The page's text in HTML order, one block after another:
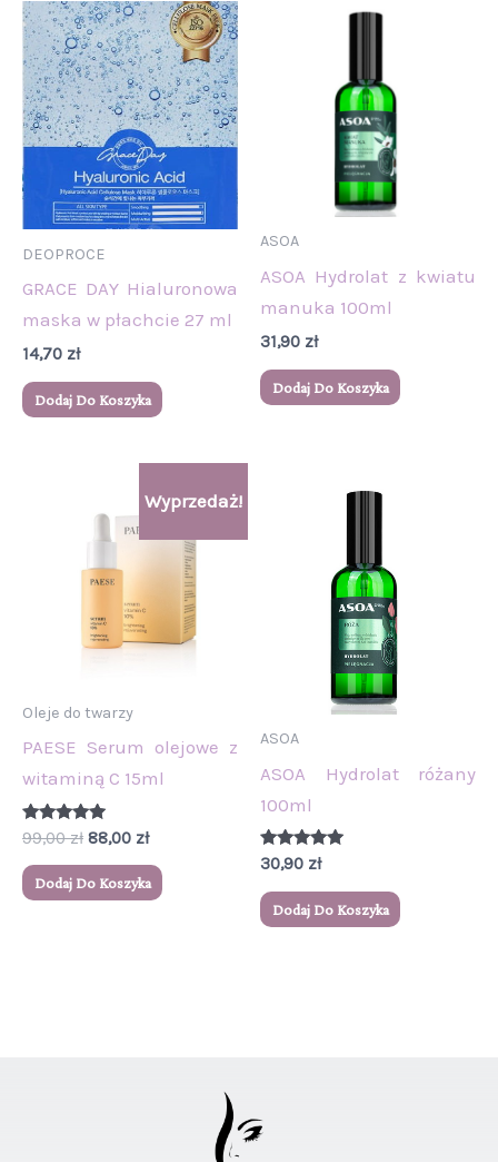
DEOPROCE
GRACE DAY Hialuronowa
maska w płachcie 27 ml
14,70 zł
Dodaj Do Koszyka
ASOA
ASOA Hydrolat z kwiatu
manuka 100ml
31,90 zł
Dodaj Do Koszyka
Wyprzedaż!
Oleje do twarzy
PAESE Serum olejowe z
witaminą C 15ml
Oceniono
5.00
na 5
99,00zł
wynosiła:
99,00 zł.
88,00 zł
cena
88,00 zł.
Dodaj Do Koszyka
ASOA
ASOA Hydrolat różany
100ml
Oceniono
5.00
na 5
30,90 zł
Dodaj Do Koszyka